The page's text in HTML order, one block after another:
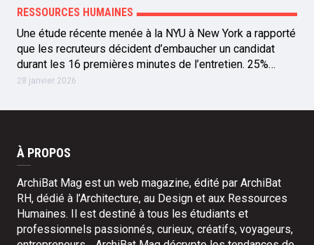
RESSOURCES HUMAINES
Une étude récente menée à la NYU à New York a rapporté
que les recruteurs décident d’embaucher un candidat
durant les 16 premières minutes de l’entretien. 25%…
28 janvier 2026
À PROPOS
ArchiBat Mag est un web magazine, édité par ArchiBat
RH, dédié à l’Architecture, au Design et aux Ressources
Humaines. Il est destiné à tous les étudiants et
professionnels passionnés, curieux, créatifs, voyageurs,